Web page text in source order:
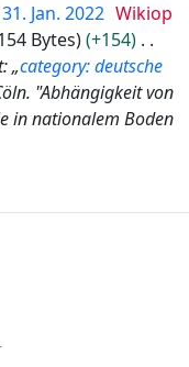
Jan. 2022 Wikiop
Bytes
+154
„category: deutsche
"Abhängigkeit von
in nationalem Boden